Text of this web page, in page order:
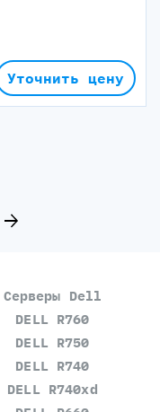
Уточнить цену
Серверы Dell
DELL R760
DELL R750
DELL R740
DELL R740xd